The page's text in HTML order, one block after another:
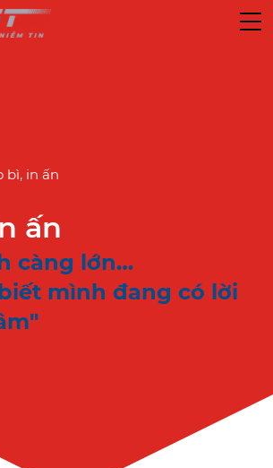
bì, in ấn
ấn
càng lớn…
mình đang có lời